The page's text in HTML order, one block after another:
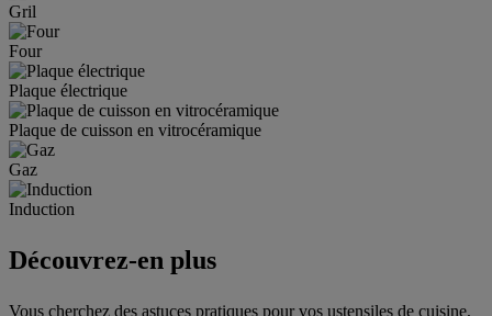
Gril
Four
Plaque électrique
Plaque de cuisson en vitrocéramique
Gaz
Induction
Découvrez-en plus
Vous cherchez des astuces pratiques pour vos ustensiles de cuisine,